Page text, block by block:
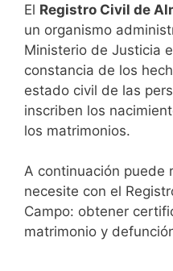
El Registro Civil de
un organismo
Ministerio de Justicia
constancia de los
estado civil de las
inscriben los
los matrimonios.
A continuación puede
necesite con el
Campo: obtener
matrimonio y